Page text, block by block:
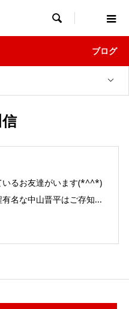

ブログ
いるお友達がいます(*^^*)
名な中山晋平はご存知...